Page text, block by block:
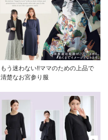
もう迷わない!!ママのための上品で
清楚なお宮参り服